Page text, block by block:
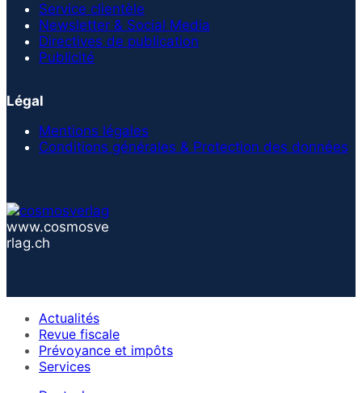
Service clientèle
Newsletter & Social Media
Directives de publication
Publicité
Légal
Mentions légales
Conditions générales & Protection des données
www.cosmosve
rlag.ch
Actualités
Revue fiscale
Prévoyance et impôts
Services